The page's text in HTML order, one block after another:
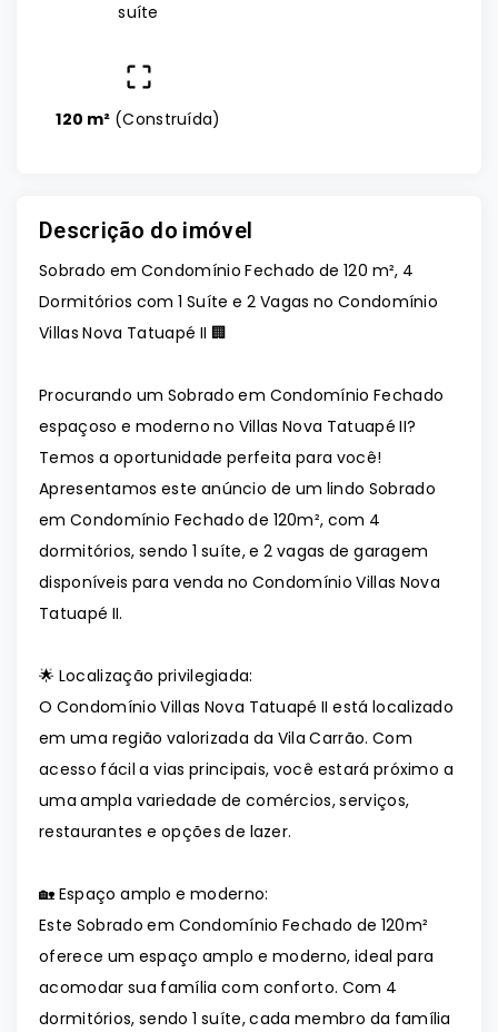
suíte
120 m² (Construída)
Descrição do imóvel
Sobrado em Condomínio Fechado de 120 m², 4
Dormitórios com 1 Suíte e 2 Vagas no Condomínio
Villas Nova Tatuapé II 🏢
Procurando um Sobrado em Condomínio Fechado
espaçoso e moderno no Villas Nova Tatuapé II?
Temos a oportunidade perfeita para você!
Apresentamos este anúncio de um lindo Sobrado
em Condomínio Fechado de 120m², com 4
dormitórios, sendo 1 suíte, e 2 vagas de garagem
disponíveis para venda no Condomínio Villas Nova
Tatuapé II.
🌟 Localização privilegiada:
O Condomínio Villas Nova Tatuapé II está localizado
em uma região valorizada da Vila Carrão. Com
acesso fácil a vias principais, você estará próximo a
uma ampla variedade de comércios, serviços,
restaurantes e opções de lazer.
🏡 Espaço amplo e moderno:
Este Sobrado em Condomínio Fechado de 120m²
oferece um espaço amplo e moderno, ideal para
acomodar sua família com conforto. Com 4
dormitórios, sendo 1 suíte, cada membro da família